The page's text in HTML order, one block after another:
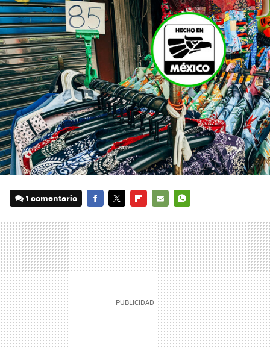
1 comentario
MAIL